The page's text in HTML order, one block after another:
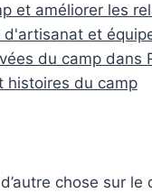
et améliorer les
d'artisanat et
du camp dans
histoires du camp
chose sur le